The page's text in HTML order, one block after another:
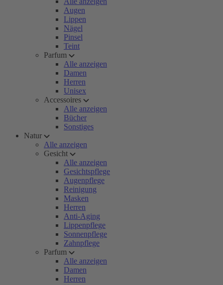
Augen
Lippen
Nägel
Pinsel
Teint
Parfum
Alle anzeigen
Damen
Herren
Unisex
Accessoires
Alle anzeigen
Bücher
Sonstiges
Natur
Alle anzeigen
Gesicht
Alle anzeigen
Gesichtspflege
Augenpflege
Reinigung
Masken
Herren
Anti-Aging
Lippenpflege
Sonnenpflege
Zahnpflege
Parfum
Alle anzeigen
Damen
Herren